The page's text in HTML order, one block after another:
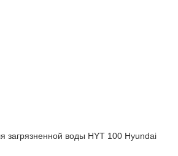
загрязненной воды HYT 100 Hyundai